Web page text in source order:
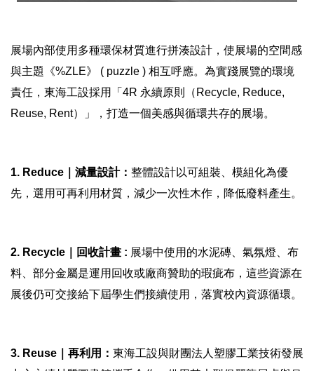
展場內部使用多種環保材質進行拼湊設計，使展場的空間感
與主題《%ZLE》 ( puzzle ) 相互呼應。為實踐展覽的環境
責任，東海工設採用「4R 永續原則（Recycle, Reduce,
Reuse, Rent）」，打造一個美感與循環共存的展場。
1. Reduce｜減量設計： 整體設計以可組裝、模組化為優
先，選用可再利用材質，減少一次性木作，降低廢料產生。
2. Recycle｜回收計畫 : 展場中使用的水泥磚、氣氛燈、布
料、部分金屬是運用回收或廠商贊助的瑕疵布，這些資源在
展後仍可交接給下屆學生們接續使用，落實校內資源循環。
3. Reuse｜再利用： 東海工設與財團法人塑膠工業技術發展